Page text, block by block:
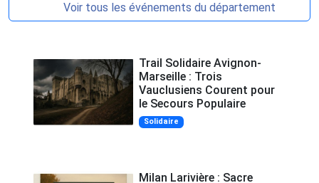
Voir tous les événements du département
Trail Solidaire Avignon-
Marseille : Trois
Vauclusiens Courent pour
le Secours Populaire
Solidaire
Milan Larivière : Sacre